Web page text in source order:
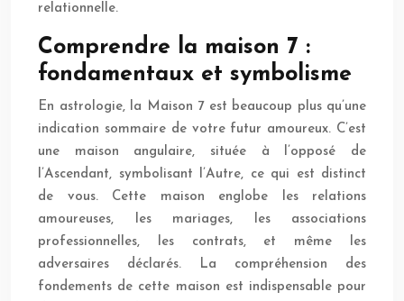
relationnelle.
Comprendre la maison 7 :
fondamentaux et symbolisme
En astrologie, la Maison 7 est beaucoup plus qu’une
indication sommaire de votre futur amoureux. C’est
une maison angulaire, située à l’opposé de
l’Ascendant, symbolisant l’Autre, ce qui est distinct
de vous. Cette maison englobe les relations
amoureuses, les mariages, les associations
professionnelles, les contrats, et même les
adversaires déclarés. La compréhension des
fondements de cette maison est indispensable pour